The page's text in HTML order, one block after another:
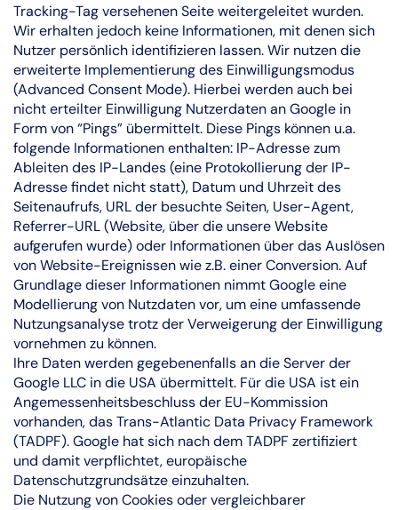
Tracking-Tag versehenen Seite weitergeleitet wurden.
Wir erhalten jedoch keine Informationen, mit denen sich
Nutzer persönlich identifizieren lassen. Wir nutzen die
erweiterte Implementierung des Einwilligungsmodus
(Advanced Consent Mode). Hierbei werden auch bei
nicht erteilter Einwilligung Nutzerdaten an Google in
Form von “Pings” übermittelt. Diese Pings können u.a.
folgende Informationen enthalten: IP-Adresse zum
Ableiten des IP-Landes (eine Protokollierung der IP-
Adresse findet nicht statt), Datum und Uhrzeit des
Seitenaufrufs, URL der besuchte Seiten, User-Agent,
Referrer-URL (Website, über die unsere Website
aufgerufen wurde) oder Informationen über das Auslösen
von Website-Ereignissen wie z.B. einer Conversion. Auf
Grundlage dieser Informationen nimmt Google eine
Modellierung von Nutzdaten vor, um eine umfassende
Nutzungsanalyse trotz der Verweigerung der Einwilligung
vornehmen zu können.
Ihre Daten werden gegebenenfalls an die Server der
Google LLC in die USA übermittelt. Für die USA ist ein
Angemessenheitsbeschluss der EU-Kommission
vorhanden, das Trans-Atlantic Data Privacy Framework
(TADPF). Google hat sich nach dem TADPF zertifiziert
und damit verpflichtet, europäische
Datenschutzgrundsätze einzuhalten.
Die Nutzung von Cookies oder vergleichbarer